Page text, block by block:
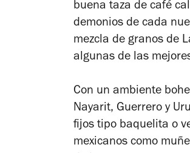
buena taza de café
demonios de cada
mezcla de granos de
algunas de las
Con un ambiente
Nayarit, Guerrero y
fijos tipo baquelita o
mexicanos como